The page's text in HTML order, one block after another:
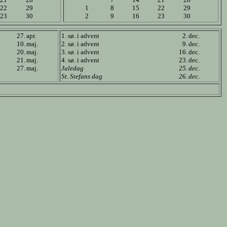
22
23
29
30
1
2
8
9
15
16
22
23
29
30
27.
10.
20.
21.
27.
apr.
maj.
maj.
maj.
maj.
1. sø. i advent
2. sø. i advent
3. sø. i advent
4. sø. i advent
Juledag
St. Stefans dag
2.
9.
16.
23.
25.
26.
dec.
dec.
dec.
dec.
dec.
dec.